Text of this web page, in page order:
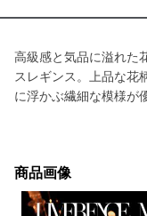
高級感と気品に溢れた
スレギンス。上品な花
に浮かぶ繊細な模様が
商品画像